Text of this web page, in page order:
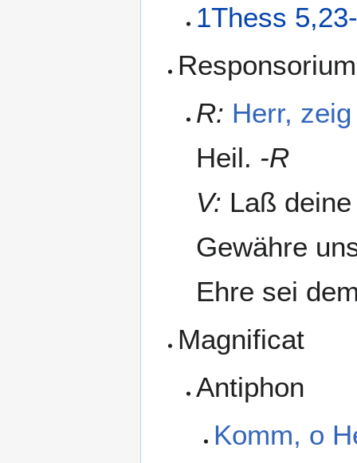
1Thess
Responsorium
R: Herr,
Heil. -R
V: Laß
Gewähre
Ehre sei
Magnificat
Antiphon
Komm, o